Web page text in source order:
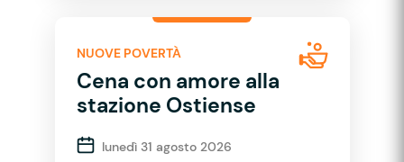
NUOVE POVERTÀ
Cena con amore alla
stazione Ostiense
lunedì 31 agosto 2026